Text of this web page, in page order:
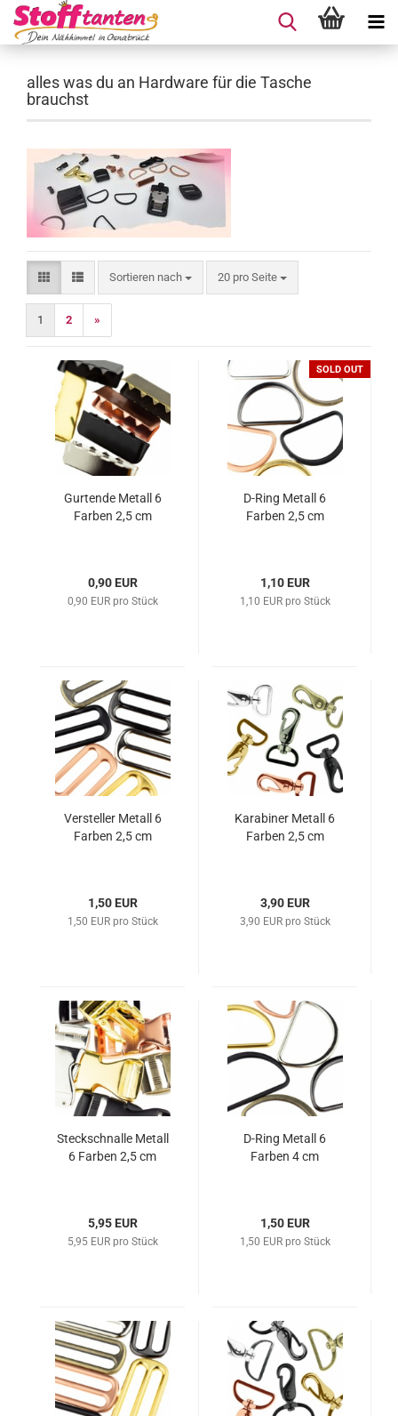
alles was du an Hardware für die Tasche
brauchst
Sortieren nach
Sortieren nach 20 pro Seite
pro Seite
1 2 »
Gurtende Metall 6
Farben 2,5 cm
0,90 EUR
0,90 EUR pro Stück
SOLD OUT
D-Ring Metall 6
Farben 2,5 cm
1,10 EUR
1,10 EUR pro Stück
Versteller Metall 6
Farben 2,5 cm
1,50 EUR
1,50 EUR pro Stück
Karabiner Metall 6
Farben 2,5 cm
3,90 EUR
3,90 EUR pro Stück
Steckschnalle Metall
6 Farben 2,5 cm
5,95 EUR
5,95 EUR pro Stück
D-Ring Metall 6
Farben 4 cm
1,50 EUR
1,50 EUR pro Stück